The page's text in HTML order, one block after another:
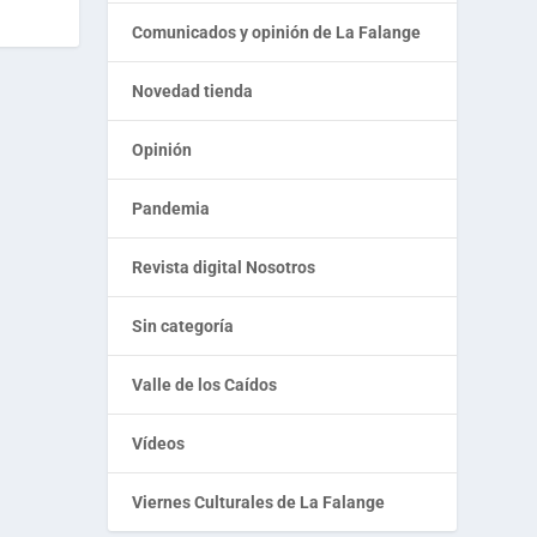
Comunicados y opinión de La Falange
Novedad tienda
Opinión
Pandemia
Revista digital Nosotros
Sin categoría
Valle de los Caídos
Vídeos
Viernes Culturales de La Falange